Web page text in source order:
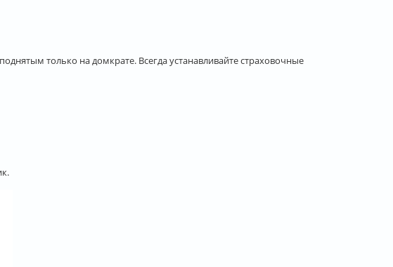
только на домкрате. Всегда устанавливайте страховочные